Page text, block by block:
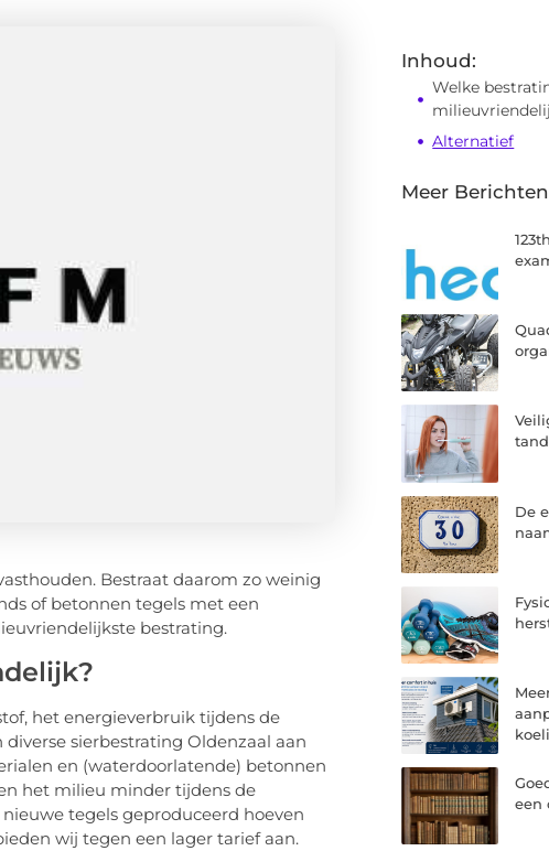
Bestraat daarom zo weinig
of betonnen tegels met een
bestrating.
het energieverbruik tijdens de
sierbestrating Oldenzaal aan
en (waterdoorlatende) betonnen
het milieu minder tijdens de
tegels geproduceerd hoeven
wij tegen een lager tarief aan.
Inhoud:
Welke
Alternatief
Meer Berichten
De
een